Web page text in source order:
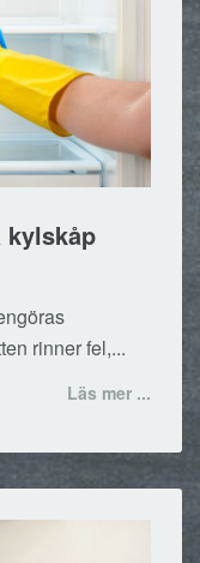
kylskåp
rinner fel,...
Läs mer ...